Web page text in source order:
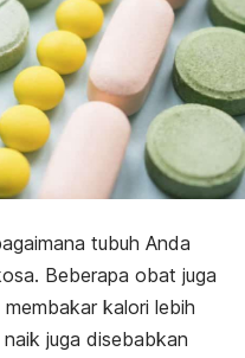
tubuh Anda
Beberapa obat juga
kalori lebih
juga disebabkan